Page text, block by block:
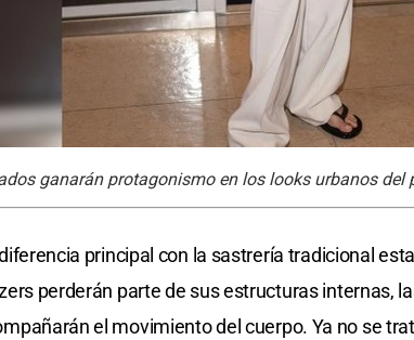
ganarán protagonismo en los looks urbanos del
principal con la sastrería tradicional
perderán parte de sus estructuras internas,
el movimiento del cuerpo. Ya no se